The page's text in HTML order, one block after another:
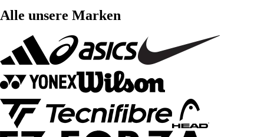
Alle unsere Marken